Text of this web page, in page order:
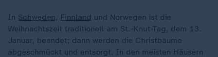
In Schweden, Finnland und Norwegen ist die
Weihnachtszeit traditionell am St.-Knut-Tag, dem 13.
Januar, beendet; dann werden die Christbäume
abgeschmückt und entsorgt. In den meisten Häusern